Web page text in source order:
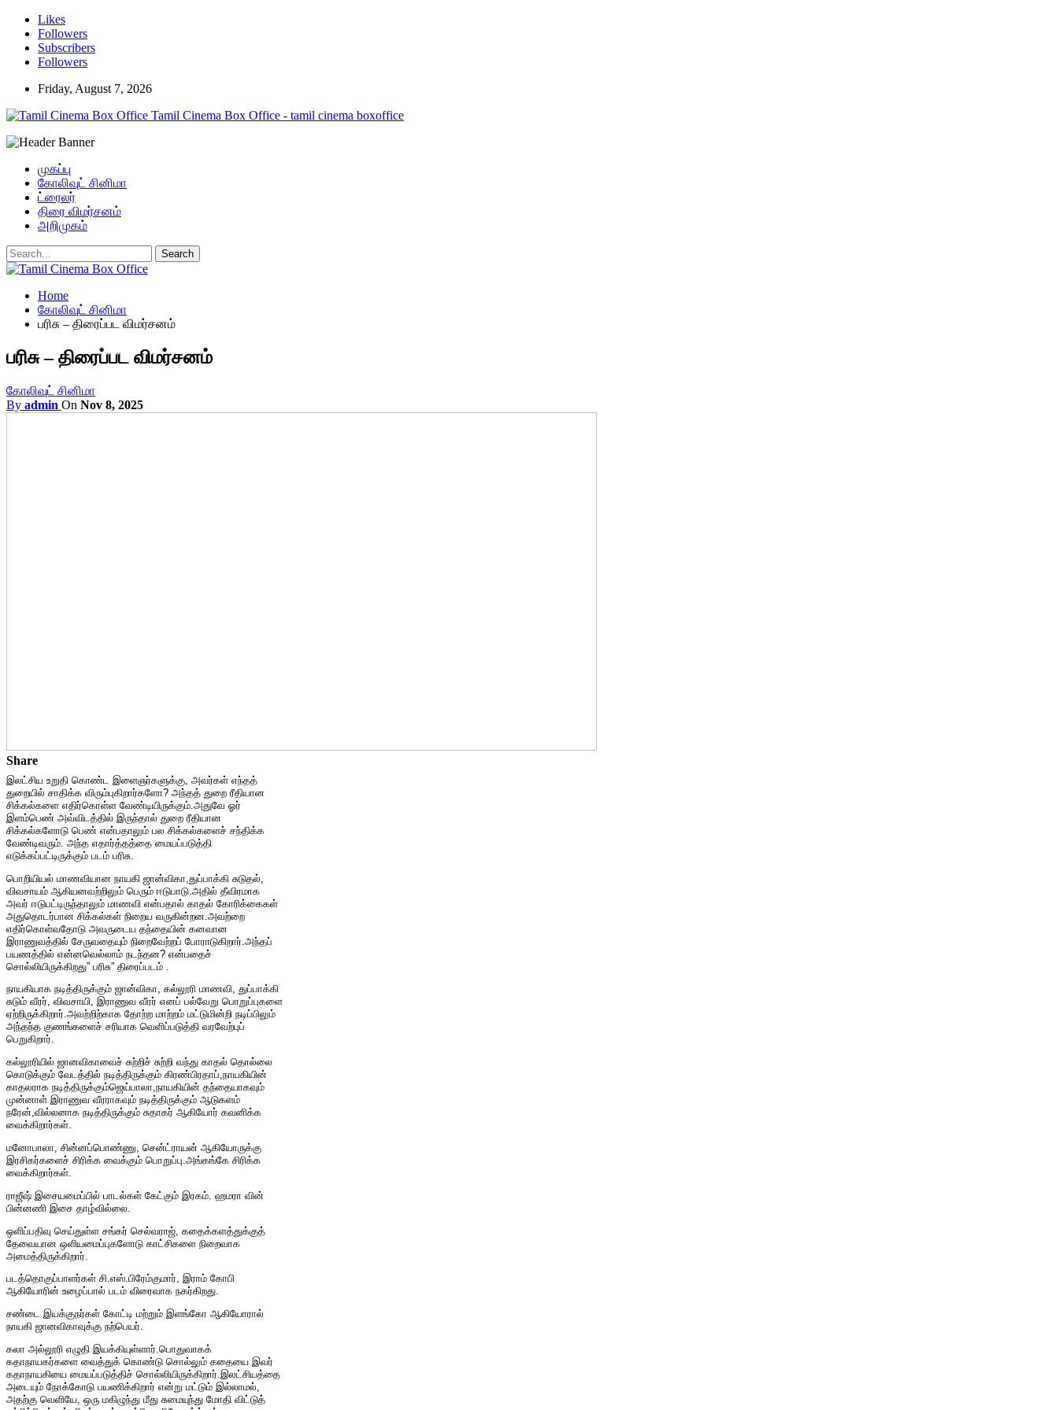
Likes
Followers
Subscribers
Followers
Friday, August 7, 2026
Tamil Cinema Box Office - tamil cinema boxoffice
முகப்பு
கோலிவுட் சினிமா
ட்ரைலர்
திரை விமர்சனம்
அறிமுகம்
Home
கோலிவுட் சினிமா
பரிசு – திரைப்பட விமர்சனம்
பரிசு – திரைப்பட விமர்சனம்
கோலிவுட் சினிமா
By admin On Nov 8, 2025
Share
இலட்சிய உறுதி கொண்ட இளைஞர்களுக்கு, அவர்கள் எந்தத்
துறையில் சாதிக்க விரும்புகிறார்களோ? அந்தத் துறை ரீதியான
சிக்கல்களை எதிர்கொள்ள வேண்டியிருக்கும்.அதுவே ஓர்
இளம்பெண் அவ்விடத்தில் இருந்தால் துறை ரீதியான
சிக்கல்களோடு பெண் என்பதாலும் பல சிக்கல்களைச் சந்திக்க
வேண்டிவரும். அந்த எதார்த்தத்தை மையப்படுத்தி
எடுக்கப்பட்டிருக்கும் படம் பரிசு.
பொறியியல் மாணவியான நாயகி ஜான்விகா,துப்பாக்கி சுடுதல்,
விவசாயம் ஆகியனவற்றிலும் பெரும் ஈடுபாடு.அதில் தீவிரமாக
அவர் ஈடுபட்டிருந்தாலும் மாணவி என்பதால் காதல் கோரிக்கைகள்
அதுதொடர்பான சிக்கல்கள் நிறைய வருகின்றன.அவற்றை
எதிர்கொள்வதோடு அவருடைய தந்தையின் கனவான
இராணுவத்தில் சேருவதையும் நிறைவேற்றப் போராடுகிறார்.அந்தப்
பயணத்தில் என்னவெல்லாம் நடந்தன? என்பதைச்
சொல்லியிருக்கிறது” பரிசு” திரைப்படம் .
நாயகியாக நடித்திருக்கும் ஜான்விகா, கல்லூரி மாணவி, துப்பாக்கி
சுடும் வீரர், விவசாயி, இராணுவ வீரர் எனப் பல்வேறு பொறுப்புகளை
ஏற்றிருக்கிறார்.அவற்றிற்காக தோற்ற மாற்றம் மட்டுமின்றி நடிப்பிலும்
அந்தந்த குணங்களைச் சரியாக வெளிப்படுத்தி வரவேற்புப்
பெறுகிறார்.
கல்லூரியில் ஜானவிகாவைச் சுற்றிச் சுற்றி வந்து காதல் தொல்லை
கொடுக்கும் வேடத்தில் நடித்திருக்கும் கிரண்பிரதாப்,நாயகியின்
காதலராக நடித்திருக்கும்ஜெய்பாலா,நாயகியின் தந்தையாகவும்
முன்னாள் இராணுவ வீரராகவும் நடித்திருக்கும் ஆடுகளம்
நரேன்,வில்லனாக நடித்திருக்கும் சுதாகர் ஆகியோர் கவனிக்க
வைக்கிறார்கள்.
மனோபாலா, சின்னப்பொண்ணு, சென்ட்ராயன் ஆகியோருக்கு
இரசிகர்களைச் சிரிக்க வைக்கும் பொறுப்பு.அங்கங்கே சிரிக்க
வைக்கிறார்கள்.
ராஜீஷ் இசையமைப்பில் பாடல்கள் கேட்கும் இரகம். ஹமரா வின்
பின்னணி இசை தாழ்வில்லை.
ஒளிப்பதிவு செய்துள்ள சங்கர் செல்வராஜ், கதைக்களத்துக்குத்
தேவையான ஒளியமைப்புகளோடு காட்சிகளை நிறைவாக
அமைத்திருக்கிறார்.
படத்தொகுப்பாளர்கள் சி.எஸ்.பிரேம்குமார், இராம் கோபி
ஆகியோரின் உழைப்பால் படம் விரைவாக நகர்கிறது.
சண்டை இயக்குநர்கள் கோட்டி மற்றும் இளங்கோ ஆகியோரால்
நாயகி ஜானவிகாவுக்கு நற்பெயர்.
கலா அல்லூரி எழுதி இயக்கியுள்ளார்.பொதுவாகக்
கதாநாயகர்களை வைத்துக் கொண்டு சொல்லும் கதையை இவர்
கதாநாயகியை மையப்படுத்திச் சொல்லியிருக்கிறார்.இலட்சியத்தை
அடையும் நோக்கோடு பயணிக்கிறார் என்று மட்டும் இல்லாமல்,
அதற்கு வெளியே, ஒரு மகிழுந்து மீது சுமையுந்து மோதி விட்டுத்